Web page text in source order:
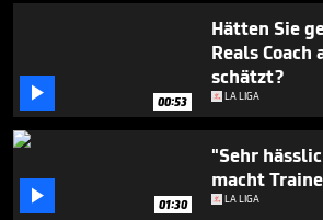
 00:53
Hätten Sie
Reals Coach
schätzt?
LA LIGA
 01:30
"Sehr
macht
LA LIGA